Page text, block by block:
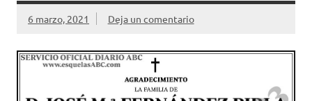
6 marzo, 2021 Deja un comentario